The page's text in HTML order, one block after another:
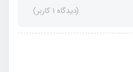
(دیدگاه 1 کاربر)